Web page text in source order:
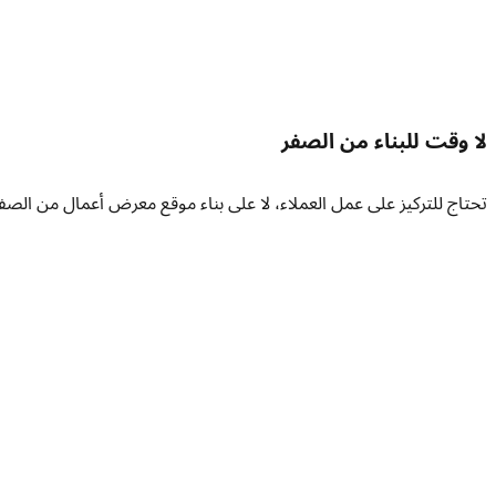
لا وقت للبناء من الصفر
تحتاج للتركيز على عمل العملاء، لا على بناء موقع معرض أعمال من